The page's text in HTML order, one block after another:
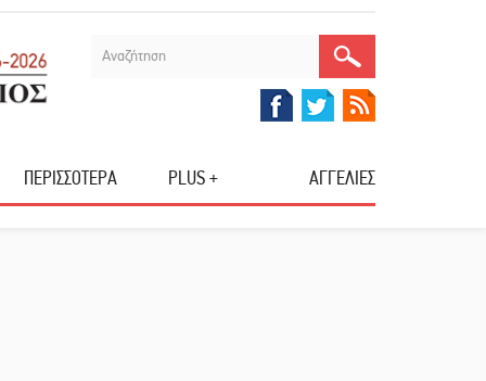
ΠΕΡΙΣΣΟΤΕΡΑ PLUS + ΑΓΓΕΛΙΕΣ